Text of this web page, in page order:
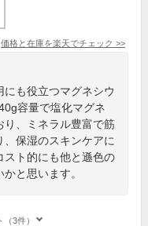
価格と在庫を楽天でチェック >>
も役立つマグネシウ
容量で塩化マグネ
り、ミネラル豊富で筋
保湿のスキンケアに
スト的にも他と遜色の
と思います。
3件）